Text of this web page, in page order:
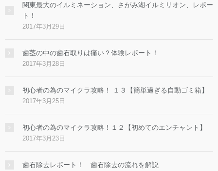
関東最大のイルミネーション、さがみ湖イルミリオン、レポー
ト！
2017年3月29日
歯茎の中の歯石取りは痛い？体験レポート！
2017年3月28日
初心者の為のマイクラ攻略！ １３【簡単過ぎる自動ゴミ箱】
2017年3月25日
初心者の為のマイクラ攻略！１２【初めてのエンチャント】
2017年3月23日
歯石除去レポート！ 歯石除去の流れを解説